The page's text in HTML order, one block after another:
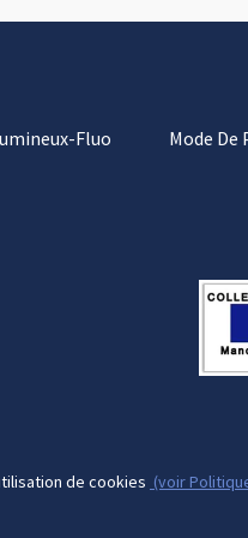
Fluo Mode De
de cookies (voir